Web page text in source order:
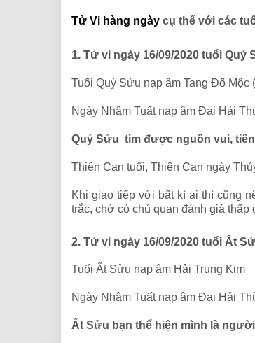
Tử Vi hàng ngày cụ thể với các
1. Tử vi ngày 16/09/2020 tuổi Quý
Tuổi Quý Sửu nạp âm Tang Đố Mộc
Ngày Nhâm Tuất nạp âm Đại Hải
Quý Sửu tìm được nguồn vui,
Thiên Can tuổi, Thiên Can ngày
Khi giao tiếp với bất kì ai thì cũng
trắc, chớ có chủ quan đánh giá
2. Tử vi ngày 16/09/2020 tuổi Ất
Tuổi Ất Sửu nạp âm Hải Trung Kim
Ngày Nhâm Tuất nạp âm Đại Hải
Ất Sửu bạn thể hiện mình là